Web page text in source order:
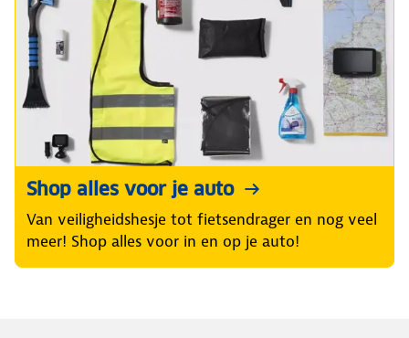
Shop alles voor je auto
Van veiligheidshesje tot fietsendrager en nog veel
meer! Shop alles voor in en op je auto!